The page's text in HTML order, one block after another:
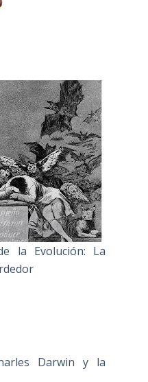
la Evolución: La
Darwin y la